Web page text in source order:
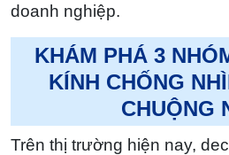
doanh nghiệp.
KHÁM PHÁ 3
KÍNH CHỐNG
CHUỘNG
Trên thị trường hiện nay,